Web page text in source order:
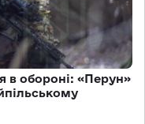
в обороні: «Перун»